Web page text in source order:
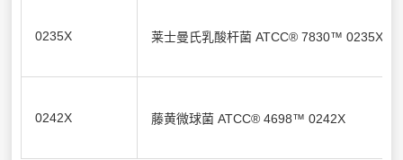
0235X 莱士曼氏乳酸杆菌 ATCC® 7830™ 0235X
0242X 藤黄微球菌 ATCC® 4698™ 0242X